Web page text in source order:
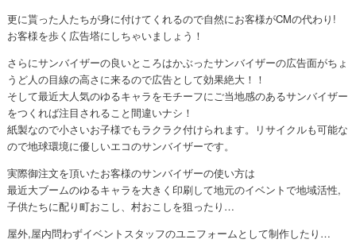
更に貰った人たちが身に付けてくれるので自然にお客様がCMの代わり!
お客様を歩く広告塔にしちゃいましょう！
さらにサンバイザーの良いところはかぶったサンバイザーの広告面がちょ
うど人の目線の高さに来るので広告として効果絶大！！
そして最近大人気のゆるキャラをモチーフにご当地感のあるサンバイザー
をつくれば注目されること間違いナシ！
紙製なので小さいお子様でもラクラク付けられます。リサイクルも可能な
ので地球環境に優しいエコのサンバイザーです。
実際御注文を頂いたお客様のサンバイザーの使い方は
最近大ブームのゆるキャラを大きく印刷して地元のイベントで地域活性,
子供たちに配り町おこし、村おこしを狙ったり…
屋外,屋内問わずイベントスタッフのユニフォームとして制作したり…